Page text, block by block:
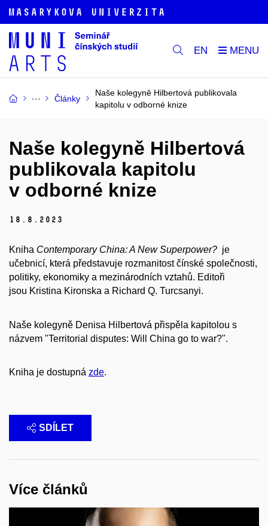
EN
Články
Naše kolegyně Hilbertová publikovala
kapitolu v odborné knize
Naše kolegyně Hilbertová
publikovala kapitolu
v odborné knize
18. 8. 2023
Kniha Contemporary China: A New Superpower? je
učebnicí, která představuje rozmanitost čínské společnosti,
politiky, ekonomiky a mezinárodních vztahů. Editoři
jsou Kristina Kironska a Richard Q. Turcsanyi.
Naše kolegyně Denisa Hilbertová přispěla kapitolou s
názvem "Territorial disputes: Will China go to war?".
Kniha je dostupná zde.
SDÍLET
Více článků